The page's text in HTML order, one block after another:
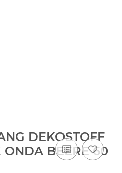
DEKOSTOFF
ONDA BEERE 60